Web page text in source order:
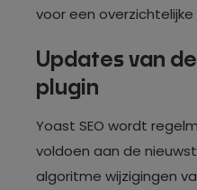
voor een
Updates van
plugin
Yoast SEO wordt
voldoen aan de
algoritme wijzigingen